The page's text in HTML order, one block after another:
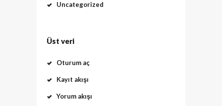
Uncategorized
Üst veri
Oturum aç
Kayıt akışı
Yorum akışı